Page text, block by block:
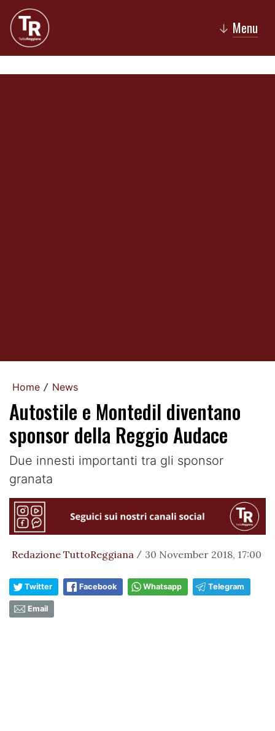
↓ Menu
Home / News
Autostile e Montedil diventano
sponsor della Reggio Audace
Due innesti importanti tra gli sponsor
granata
Redazione TuttoReggiana / 30 November 2018, 17:00
Twitter Facebook Whatsapp Telegram
Email